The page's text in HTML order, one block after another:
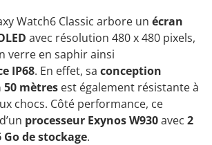
Watch6 Classic arbore un écran
avec résolution 480 x 480 pixels,
verre en saphir ainsi
IP68. En effet, sa conception
50 mètres est également résistante à
chocs. Côté performance, ce
processeur Exynos W930avec 2
Go de stockage.